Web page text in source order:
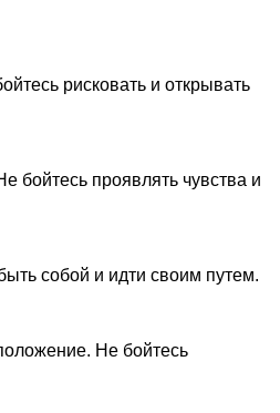
рисковать и открывать
бойтесь проявлять чувства и
собой и идти своим путем.
Не бойтесь